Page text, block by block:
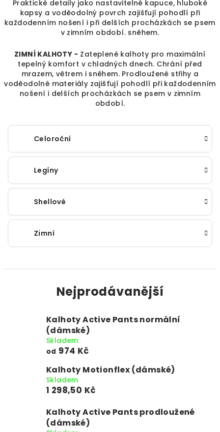
Praktické detaily jako nastavitelné kapuce, hluboké
kapsy a voděodolný povrch zajišťují pohodlí při
každodenním nošení i při delších procházkách se psem
v zimním období. sněhem.
ZIMNÍ KALHOTY - Zateplené kalhoty pro maximální
tepelný komfort v chladných dnech. Chrání před
mrazem, větrem i sněhem. Prodloužené střihy a
voděodolné materiály zajišťují pohodlí při každodenním
nošení i delších procházkách se psem v zimním
období.
Celoroční
Legíny
Shellové
Zimní
Nejprodávanější
Kalhoty Active Pants normální
(dámské)
Skladem
od 974 Kč
Kalhoty Motionflex (dámské)
Skladem
1 298,50 Kč
Kalhoty Active Pants prodloužené
(dámské)